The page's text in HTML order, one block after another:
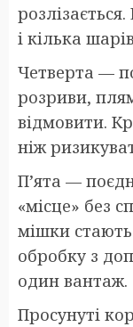
і кілька
Четверта —
розриви,
відмовити.
ніж
П’ята —
«місце» без
мішки
обробку з
один вантаж.
Просунуті